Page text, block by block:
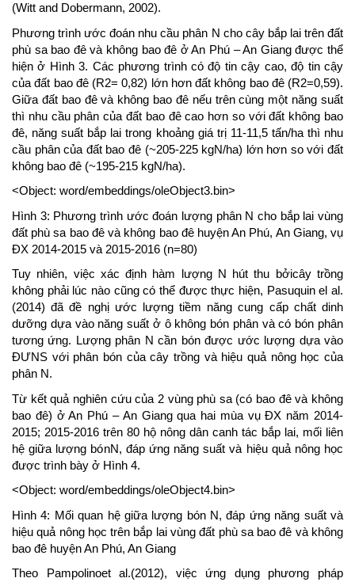
(Witt and Dobermann, 2002).
Phương trình ước đoán nhu cầu phân N cho cây bắp lai trên đất
phù sa bao đê và không bao đê ở An Phú – An Giang được thể
hiện ở Hình 3. Các phương trình có độ tin cậy cao, độ tin cậy
của đất bao đê (R2= 0,82) lớn hơn đất không bao đê (R2=0,59).
Giữa đất bao đê và không bao đê nếu trên cùng một năng suất
thì nhu cầu phân của đất bao đê cao hơn so với đất không bao
đê, năng suất bắp lai trong khoảng giá trị 11-11,5 tấn/ha thì nhu
cầu phân của đất bao đê (~205-225 kgN/ha) lớn hơn so với đất
không bao đê (~195-215 kgN/ha).
<Object: word/embeddings/oleObject3.bin>
Hình 3: Phương trình ước đoán lượng phân N cho bắp lai vùng
đất phù sa bao đê và không bao đê huyện An Phú, An Giang, vụ
ĐX 2014-2015 và 2015-2016 (n=80)
Tuy nhiên, việc xác định hàm lượng N hút thu bởicây trồng
không phải lúc nào cũng có thể được thực hiện, Pasuquin el al.
(2014) đã đề nghị ước lượng tiềm năng cung cấp chất dinh
dưỡng dựa vào năng suất ở ô không bón phân và có bón phân
tương ứng. Lượng phân N cần bón được ước lượng dựa vào
ĐƯNS với phân bón của cây trồng và hiệu quả nông học của
phân N.
Từ kết quả nghiên cứu của 2 vùng phù sa (có bao đê và không
bao đê) ở An Phú – An Giang qua hai mùa vụ ĐX năm 2014-
2015; 2015-2016 trên 80 hộ nông dân canh tác bắp lai, mối liên
hệ giữa lượng bónN, đáp ứng năng suất và hiệu quả nông học
được trình bày ở Hình 4.
<Object: word/embeddings/oleObject4.bin>
Hình 4: Mối quan hệ giữa lượng bón N, đáp ứng năng suất và
hiệu quả nông học trên bắp lai vùng đất phù sa bao đê và không
bao đê huyện An Phú, An Giang
Theo Pampolinoet al.(2012), việc ứng dụng phương pháp